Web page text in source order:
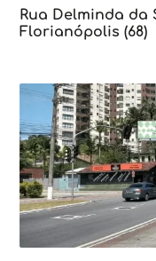
Rua Delminda da
Florianópolis (68)